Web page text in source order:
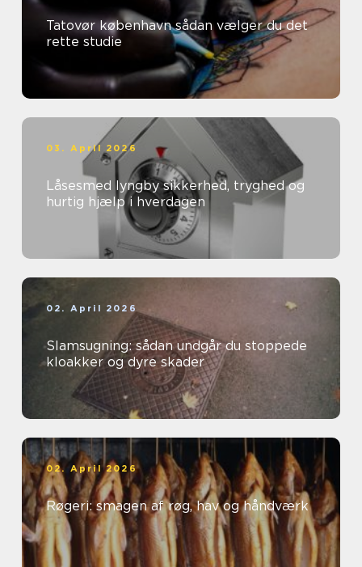
Tatovør københavn sådan vælger du det
rette studie
03. April 2026
Låsesmed lyngby sikkerhed, tryghed og
hurtig hjælp i hverdagen
02. April 2026
Slamsugning: sådan undgår du stoppede
kloakker og dyre skader
02. April 2026
Røgeri: smagen af røg, hav og håndværk